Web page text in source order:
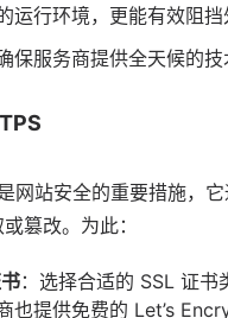
运行环境，更能有效阻挡
保服务商提供全天候的
网站安全的重要措施，
篡改。为此：
：选择合适的 SSL 证书
也提供免费的 Let’s